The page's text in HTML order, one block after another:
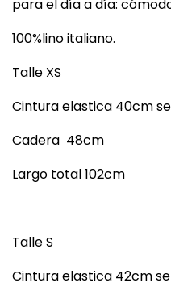
para el día a día:
100%lino italiano.
Talle XS
Cintura elastica 40cm
Cadera 48cm
Largo total 102cm
Talle S
Cintura elastica 42cm